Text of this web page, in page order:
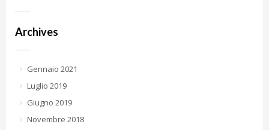
Archives
Gennaio 2021
Luglio 2019
Giugno 2019
Novembre 2018